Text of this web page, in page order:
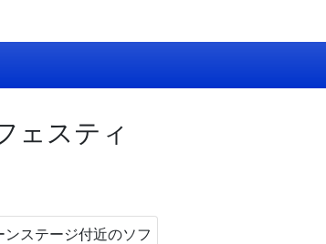
ェスティ
ンステージ付近のソフ